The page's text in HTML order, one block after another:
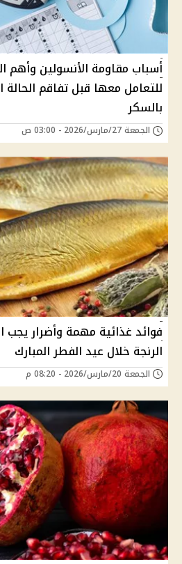
أسباب مقاومة الأنسولين وأهم
للتعامل معها قبل تفاقم الحالة
بالسكر
الجمعة 27/مارس/2026 - 03:00 ص
فوائد غذائية مهمة وأضرار يجب
الرنجة خلال عيد الفطر المبارك
الجمعة 20/مارس/2026 - 08:20 م